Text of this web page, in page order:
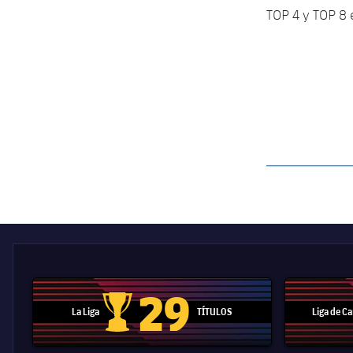
TOP 4 y TOP
La Liga
Trofeo de La Liga
29 TÍTULOS Liga de